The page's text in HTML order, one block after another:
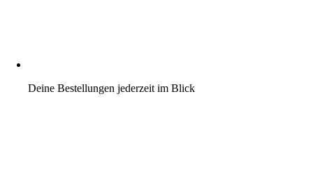
Deine Bestellungen jederzeit im Blick